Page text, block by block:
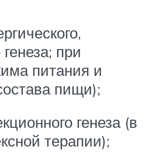
при
питания и
пищи);
генеза (в
терапии);